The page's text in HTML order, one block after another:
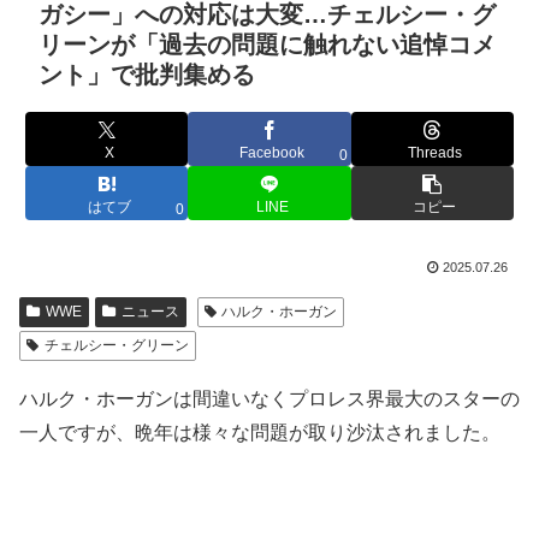
ガシー」への対応は大変…チェルシー・グ
リーンが「過去の問題に触れない追悼コメ
ント」で批判集める
X Facebook 0 Threads
はてブ 0 LINE コピー
2025.07.26
WWE ニュース
ハルク・ホーガン
チェルシー・グリーン
ハルク・ホーガンは間違いなくプロレス界最大のスターの
一人ですが、晩年は様々な問題が取り沙汰されました。